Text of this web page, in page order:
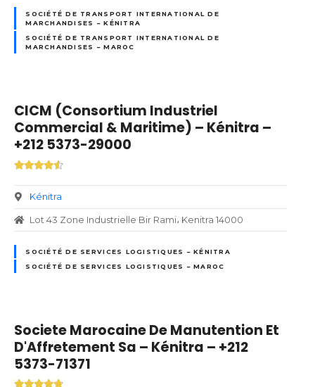
SOCIÉTÉ DE TRANSPORT INTERNATIONAL DE
MARCHANDISES – KÉNITRA
SOCIÉTÉ DE TRANSPORT INTERNATIONAL DE
MARCHANDISES – MAROC
CICM (Consortium Industriel
Commercial & Maritime) – Kénitra –
+212 5373-29000
Kénitra
Lot 43 Zone Industrielle Bir Rami، Kenitra 14000
SOCIÉTÉ DE SERVICES LOGISTIQUES – KÉNITRA
SOCIÉTÉ DE SERVICES LOGISTIQUES – MAROC
Societe Marocaine De Manutention Et
D'Affretement Sa – Kénitra – +212
5373-71371